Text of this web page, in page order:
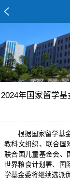
2024年国家留学
根据国家留学基
教科文组织、联合国
联合国儿童基金会、
世界粮食计划署、国
学基金委将继续选派